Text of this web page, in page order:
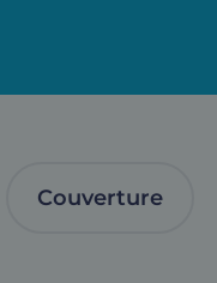
Couverture